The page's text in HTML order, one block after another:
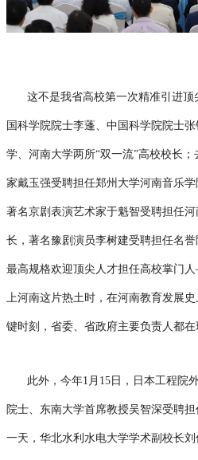
这不是我省高校第一次精准引进
国科学院院士李蓬、中国科学院院士
学、河南大学两所“双一流”高校校长
家戴玉强受聘担任郑州大学河南音乐学
著名京剧表演艺术家于魁智受聘担任
长，著名豫剧演员李树建受聘担任名誉
最高规格欢迎顶尖人才担任高校掌门
上河南这片热土时，在河南教育发展
键时刻，省委、省政府主要负责人都在
此外，今年1月15日，日本工程院
院士、东南大学首席教授吴智深受聘
一天，华北水利水电大学学术副校长